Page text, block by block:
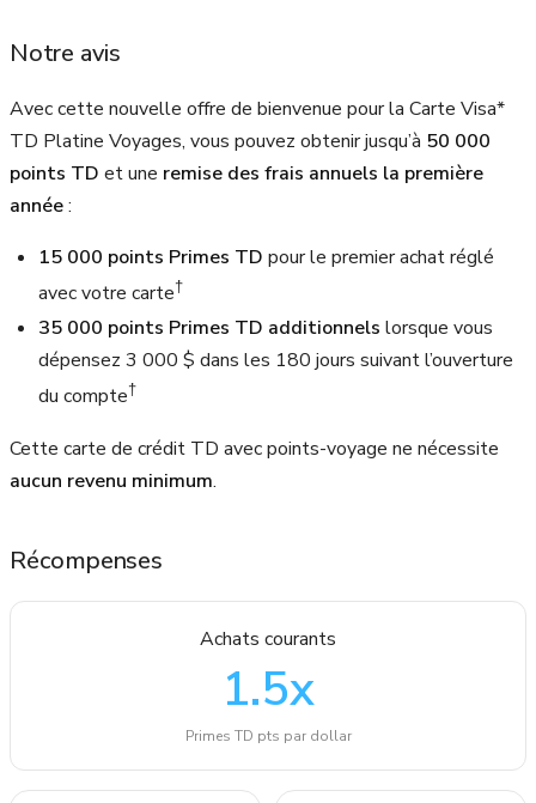
Notre avis
Avec cette nouvelle offre de bienvenue pour la Carte Visa*
TD Platine Voyages, vous pouvez obtenir jusqu’à 50 000
points TD et une remise des frais annuels la première
année:
15 000 points Primes TD pour le premier achat réglé
avec votre carte†
35 000 points Primes TD additionnels lorsque vous
dépensez 3 000 $ dans les 180 jours suivant l’ouverture
du compte†
Cette carte de crédit TD avec points-voyage ne nécessite
aucun revenu minimum.
Récompenses
Achats courants
1.5x
Primes TD pts par dollar